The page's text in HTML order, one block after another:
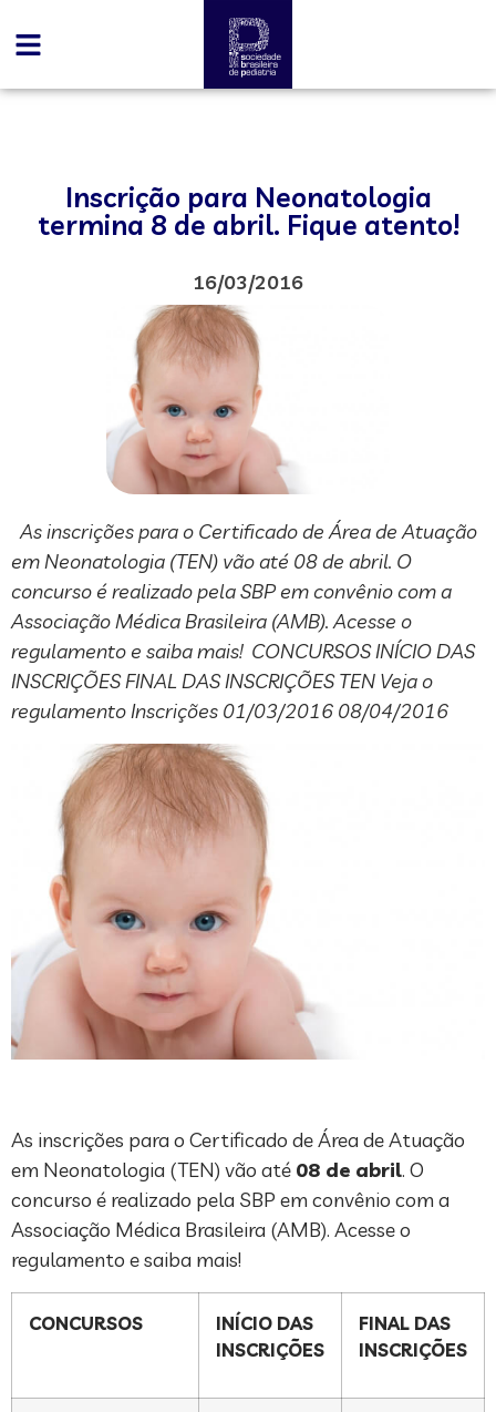
Inscrição para Neonatologia
termina 8 de abril. Fique atento!
16/03/2016
As inscrições para o Certificado de Área de Atuação
em Neonatologia (TEN) vão até 08 de abril. O
concurso é realizado pela SBP em convênio com a
Associação Médica Brasileira (AMB). Acesse o
regulamento e saiba mais! CONCURSOS INÍCIO DAS
INSCRIÇÕES FINAL DAS INSCRIÇÕES TEN Veja o
regulamento Inscrições 01/03/2016 08/04/2016
As inscrições para o Certificado de Área de Atuação
em Neonatologia (TEN) vão até 08 de abril. O
concurso é realizado pela SBP em convênio com a
Associação Médica Brasileira (AMB). Acesse o
regulamento e saiba mais!
CONCURSOS
INÍCIO DAS
INSCRIÇÕES
FINAL DAS
INSCRIÇÕES